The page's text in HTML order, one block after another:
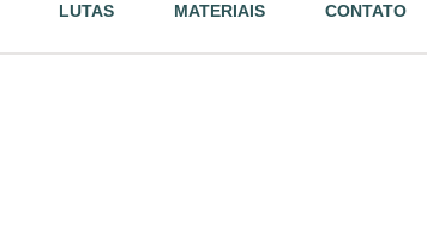
LUTAS MATERIAIS CONTATO